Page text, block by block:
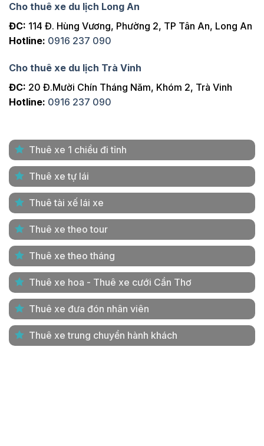
Cho thuê xe du lịch Long An
ĐC: 114 Đ. Hùng Vương, Phường 2, TP Tân An, Long An
Hotline: 0916 237 090
Cho thuê xe du lịch Trà Vinh
ĐC: 20 Đ.Mười Chín Tháng Năm, Khóm 2, Trà Vinh
Hotline: 0916 237 090
Thuê xe 1 chiều đi tỉnh
Thuê xe tự lái
Thuê tài xế lái xe
Thuê xe theo tour
Thuê xe theo tháng
Thuê xe hoa - Thuê xe cưới Cần Thơ
Thuê xe đưa đón nhân viên
Thuê xe trung chuyển hành khách